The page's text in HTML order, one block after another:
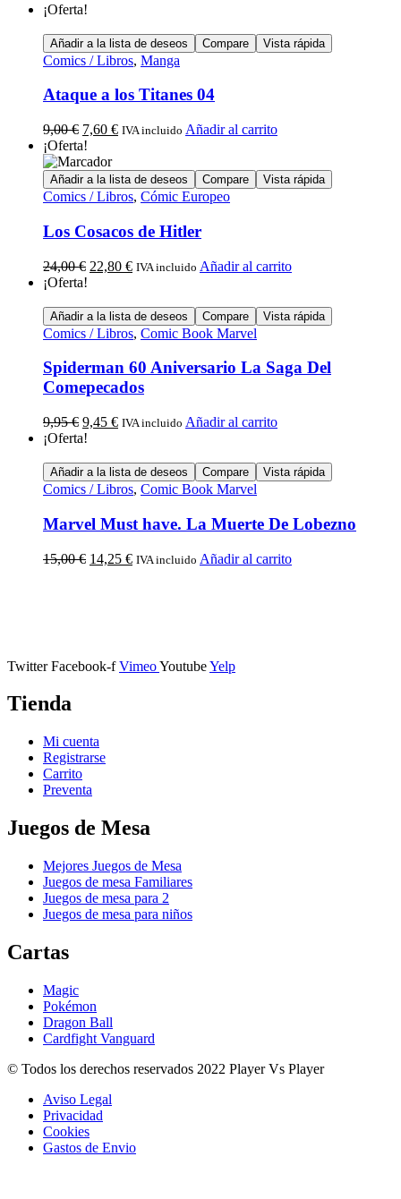
¡Oferta!
Añadir a la lista de deseos Compare Vista rápida
Comics / Libros, Manga
Ataque a los Titanes 04
9,00€ 7,60 € IVA incluido Añadir al carrito
¡Oferta!
Añadir a la lista de deseos Compare Vista rápida
Comics / Libros, Cómic Europeo
Los Cosacos de Hitler
24,00€ 22,80 € IVA incluido Añadir al carrito
¡Oferta!
Añadir a la lista de deseos Compare Vista rápida
Comics / Libros, Comic Book Marvel
Spiderman 60 Aniversario La Saga Del
Comepecados
9,95€ 9,45 € IVA incluido Añadir al carrito
¡Oferta!
Añadir a la lista de deseos Compare Vista rápida
Comics / Libros, Comic Book Marvel
Marvel Must have. La Muerte De Lobezno
15,00€ 14,25 € IVA incluido Añadir al carrito
Twitter Facebook-f VimeoYoutubeYelp
Tienda
Mi cuenta
Registrarse
Carrito
Preventa
Juegos de Mesa
Mejores Juegos de Mesa
Juegos de mesa Familiares
Juegos de mesa para 2
Juegos de mesa para niños
Cartas
Magic
Pokémon
Dragon Ball
Cardfight Vanguard
© Todos los derechos reservados 2022 Player Vs Player
Aviso Legal
Privacidad
Cookies
Gastos de Envio